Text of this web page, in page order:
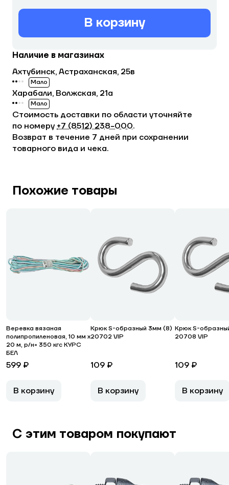
В корзину
Стоимость доставки по области уточняйте
по номеру +7 (8512) 238−000.
Возврат в течение 7 дней при сохранении
товарного вида и чека.
Наличие в магазинах
Ахтубинск, Астраханская, 25в
Мало
Харабали, Волжская, 21а
Мало
Похожие товары
Веревка вязаная
полипропиленовая, 10 мм х
20 м, р/н= 350 кгс КУРС
БЕЛ
599 ₽
В корзину
Крюк S-образный 3мм (8)
20702 VIP
109 ₽
В корзину
Крюк S-
20708 VIP
109 ₽
В корзину
С этим товаром покупают